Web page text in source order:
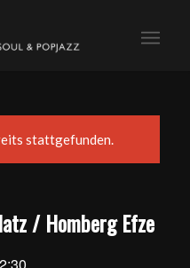
stattgefunden.
/ Homberg Efze